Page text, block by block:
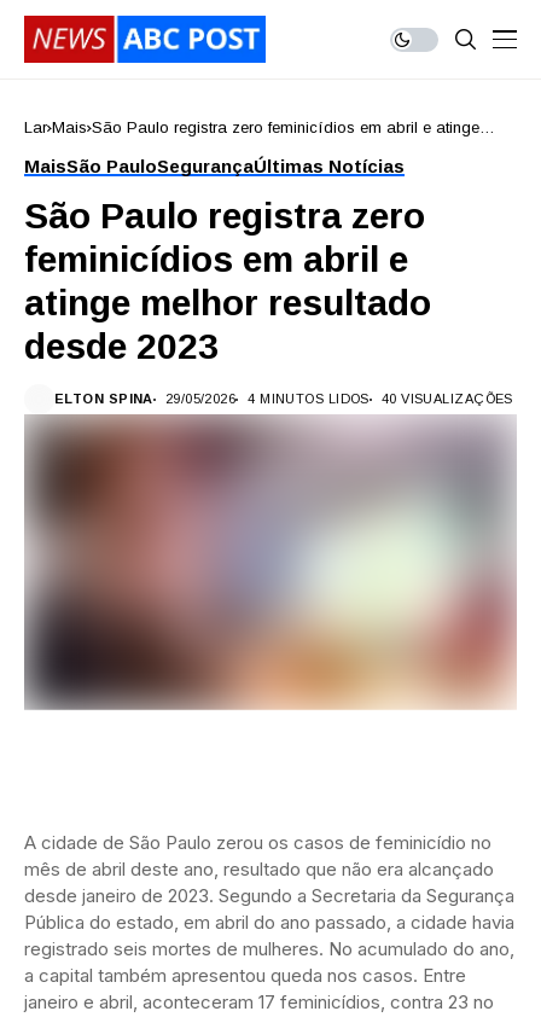
Lar Mais São Paulo registra zero feminicídios em abril e atinge
MaisSão PauloSegurançaÚltimas Notícias
São Paulo registra zero
feminicídios em abril e
atinge melhor resultado
desde 2023
ELTON SPINA 29/05/2026 4 MINUTOS LIDOS 40 VISUALIZAÇÕES
A cidade de São Paulo zerou os casos de feminicídio no
mês de abril deste ano, resultado que não era alcançado
desde janeiro de 2023. Segundo a Secretaria da Segurança
Pública do estado, em abril do ano passado, a cidade havia
registrado seis mortes de mulheres. No acumulado do ano,
a capital também apresentou queda nos casos. Entre
janeiro e abril, aconteceram 17 feminicídios, contra 23 no